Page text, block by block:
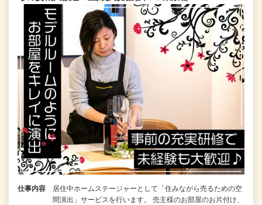
仕事内容
居住中ホームステージャーとして「住みながら売るための空
間演出」サービスを行います。 売主様のお部屋のお片付け、